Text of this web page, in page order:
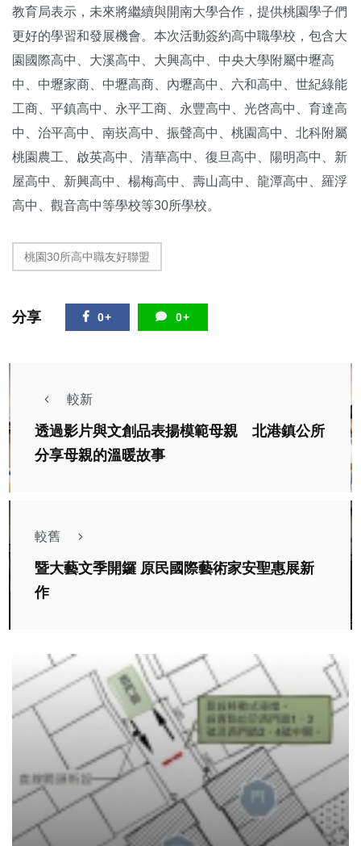
教育局表示，未來將繼續與開南大學合作，提供桃園學子們
更好的學習和發展機會。本次活動簽約高中職學校，包含大
園國際高中、大溪高中、大興高中、中央大學附屬中壢高
中、中壢家商、中壢高商、內壢高中、六和高中、世紀綠能
工商、平鎮高中、永平工商、永豐高中、光啓高中、育達高
中、治平高中、南崁高中、振聲高中、桃園高中、北科附屬
桃園農工、啟英高中、清華高中、復旦高中、陽明高中、新
屋高中、新興高中、楊梅高中、壽山高中、龍潭高中、羅浮
高中、觀音高中等學校等30所學校。
桃園30所高中職友好聯盟
分享 0+ 0+
較新
透過影片與文創品表揚模範母親 北港鎮公所
分享母親的溫暖故事
較舊
暨大藝文季開鑼 原民國際藝術家安聖惠展新
作